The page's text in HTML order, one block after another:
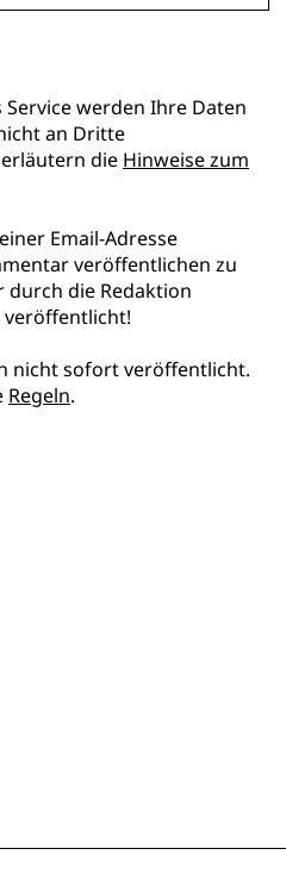
werden Ihre Daten
an Dritte
die Hinweise zum
Email-Adresse
veröffentlichen zu
durch die Redaktion
nicht sofort veröffentlicht.
Regeln.